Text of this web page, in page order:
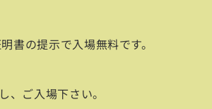
書の提示で入場無料です。
、ご入場下さい。